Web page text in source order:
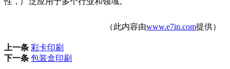
（此内容由www.e7in.com提供）
上一条 彩卡印刷
下一条 包装盒印刷